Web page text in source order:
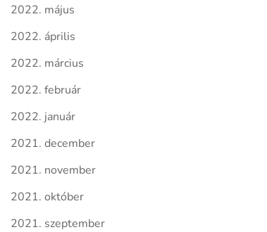
2022. május
2022. április
2022. március
2022. február
2022. január
2021. december
2021. november
2021. október
2021. szeptember